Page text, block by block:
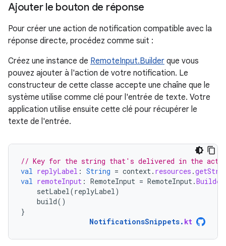
Ajouter le bouton de réponse
Pour créer une action de notification compatible avec la
réponse directe, procédez comme suit :
Créez une instance de RemoteInput.Builder que vous
pouvez ajouter à l'action de votre notification. Le
constructeur de cette classe accepte une chaîne que le
système utilise comme clé pour l'entrée de texte. Votre
application utilise ensuite cette clé pour récupérer le
texte de l'entrée.
// Key for the string that's delivered in the
val replyLabel : String = context . resources .
val remoteInput : RemoteInput = RemoteInput .Builder
setLabel (replyLabel )
build()
}
NotificationsSnippets. kt